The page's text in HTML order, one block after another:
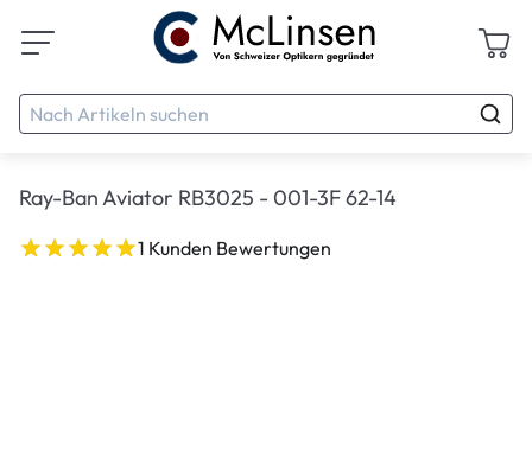
Ray-Ban Aviator RB3025 - 001-3F 62-14
1 Kunden Bewertungen